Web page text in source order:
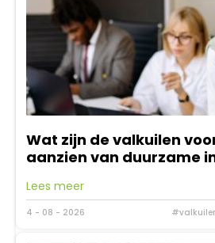
Wat zijn de valkuilen
aanzien van duurzame
Lees meer
4 - 08 - 2026